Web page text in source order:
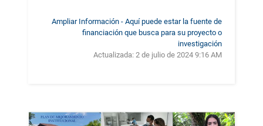
Ampliar Información - Aquí puede estar la fuente de
financiación que busca para su proyecto o
investigación
Actualizada: 2 de julio de 2024 9:16 AM